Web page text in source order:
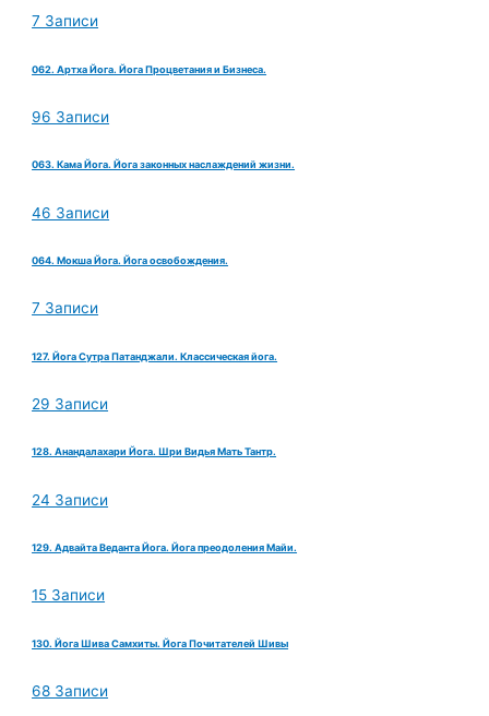
7 Записи
062. Артха Йога. Йога Процветания и Бизнеса.
96 Записи
063. Кама Йога. Йога законных наслаждений жизни.
46 Записи
064. Мокша Йога. Йога освобождения.
7 Записи
127. Йога Сутра Патанджали. Классическая йога.
29 Записи
128. Анандалахари Йога. Шри Видья Мать Тантр.
24 Записи
129. Адвайта Веданта Йога. Йога преодоления Майи.
15 Записи
130. Йога Шива Самхиты. Йога Почитателей Шивы
68 Записи